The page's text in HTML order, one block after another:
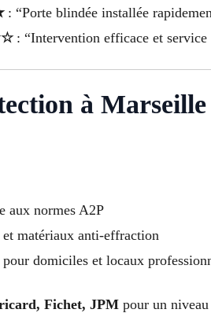
: “Porte blindée installée
: “Intervention efficace et
à Marseille
aux normes A2P
matériaux anti-effraction
domiciles et locaux
Fichet, JPM pour un